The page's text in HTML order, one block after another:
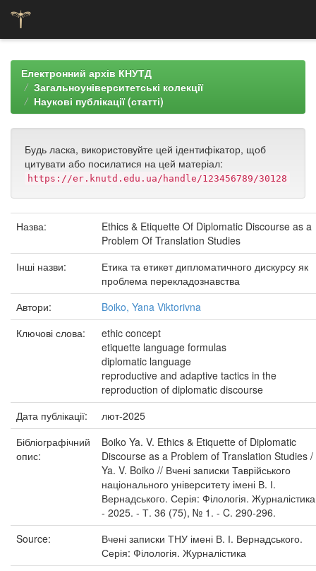
navigationЕлектронний архів КНУТД
Загальноуніверситетські колекції
Наукові публікації (статті)
Будь ласка, використовуйте цей ідентифікатор, щоб
цитувати або посилатися на цей матеріал:
https://er.knutd.edu.ua/handle/123456789/30128
Назва:
Ethics & Etiquette Of Diplomatic Discourse as a
Problem Of Translation Studies
Інші назви:
Етика та етикет дипломатичного дискурсу як
проблема перекладознавства
Автори:
Boiko, Yana Viktorivna
Ключові слова:
ethic concept
etiquette language formulas
diplomatic language
reproductive and adaptive tactics in the
reproduction of diplomatic discourse
Дата публікації:
лют-2025
Бібліографічний
опис:
Boiko Ya. V. Ethics & Etiquette of Diplomatic
Discourse as a Problem of Translation Studies /
Ya. V. Boiko // Вчені записки Таврійського
національного університету імені В. І.
Вернадського. Серія: Філологія.
- 2025. - Т. 36 (75), № 1. - C. 290-296.
Source:
Вчені записки ТНУ імені В. І. Вернадського.
Серія: Філологія. Журналістика